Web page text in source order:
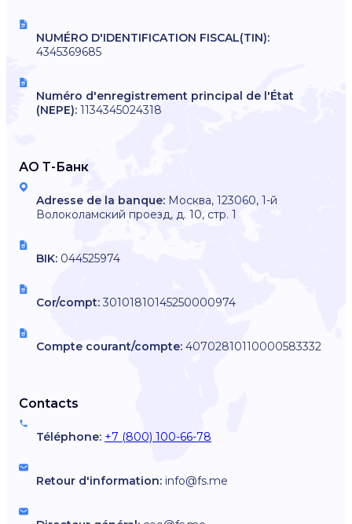
NUMÉRO D'IDENTIFICATION FISCAL(TIN):
4345369685
Numéro d'enregistrement principal de l'État
(NEPE): 1134345024318
АО Т-Банк
Adresse de la banque: Москва, 123060, 1-й
Волоколамский проезд, д. 10, стр. 1
BIK: 044525974
Cor/compt: 30101810145250000974
Compte courant/compte: 40702810110000583332
Contacts
Téléphone: +7 (800) 100-66-78
Retour d'information: info@fs.me